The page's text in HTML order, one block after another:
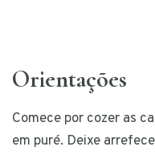
Orientações
Comece por cozer as
em puré. Deixe